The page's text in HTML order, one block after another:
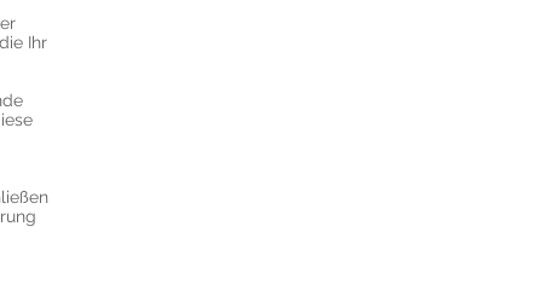
Ihr